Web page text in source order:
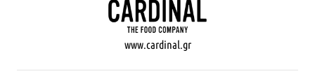
www.cardinal.gr